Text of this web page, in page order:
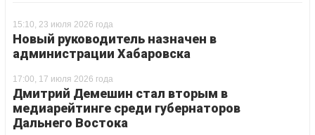
15:10, 23 июля 2026 года
Новый руководитель назначен в
администрации Хабаровска
17:00, 17 июля 2026 года
Дмитрий Демешин стал вторым в
медиарейтинге среди губернаторов
Дальнего Востока